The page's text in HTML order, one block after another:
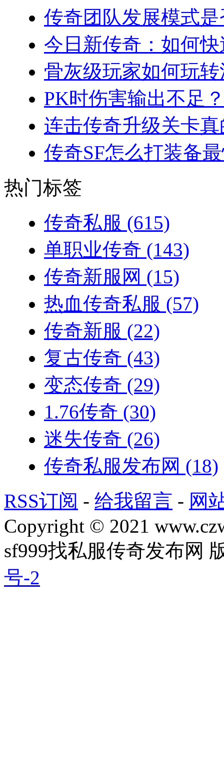
传奇团队发展模式
今日新传奇：如何
骨灰级玩家如何玩
PK时伤害输出不足
连击传奇升级关卡
传奇SF怎么打装备
热门标签
传奇私服 (615)
单职业传奇 (143)
传奇新服网 (15)
热血传奇私服 (57)
传奇新服 (22)
复古传奇 (43)
变态传奇 (29)
1.76传奇 (30)
迷失传奇 (26)
传奇私服发布网 (18)
RSS订阅 - 给我留言 - 网
Copyright © 2021
sf999找私服传奇发布网
号-2